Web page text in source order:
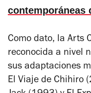
contemporáneas
Como dato, la Arts
reconocida a nivel
sus adaptaciones
El Viaje de Chihiro